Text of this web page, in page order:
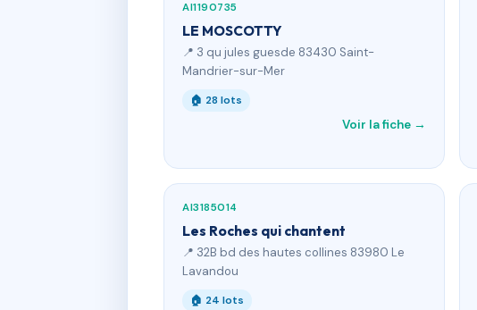
AI1190735
LE MOSCOTTY
📍 3 qu jules guesde 83430 Saint-
Mandrier-sur-Mer
🏠 28 lots
Voir la fiche →
AI3185014
Les Roches qui chantent
📍 32B bd des hautes collines 83980 Le
Lavandou
🏠 24 lots